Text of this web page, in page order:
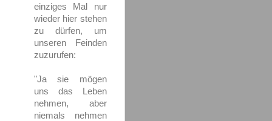
einziges Mal nur
wieder hier stehen
zu dürfen, um
unseren Feinden
zuzurufen:
"Ja sie mögen
uns das Leben
nehmen, aber
niemals nehmen